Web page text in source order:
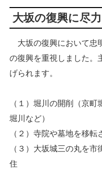
大坂の復興に尽力
大坂の復興において忠
の復興を重視しました。
げられます。
（１）堀川の開削（京
堀川など）
（２）寺院や墓地を移
（３）大坂城三の丸を
住